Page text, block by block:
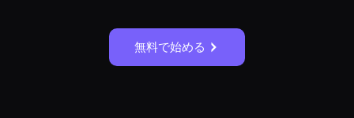
無料で始める